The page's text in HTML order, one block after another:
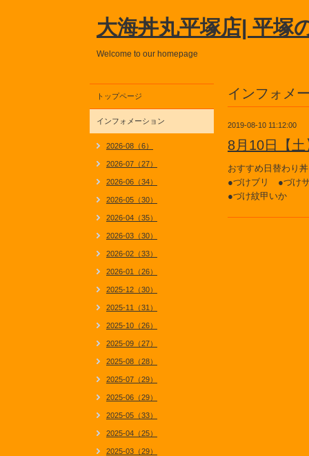
大海丼丸平塚店| 平塚
Welcome to our homepage
インフォメ
2019-08-10 11:12:00
8月10日【
おすすめ日替わり丼
●づけブリ ●づけ
●づけ紋甲いか
トップページ
インフォメーション
2026-08（6）
2026-07（27）
2026-06（34）
2026-05（30）
2026-04（35）
2026-03（30）
2026-02（33）
2026-01（26）
2025-12（30）
2025-11（31）
2025-10（26）
2025-09（27）
2025-08（28）
2025-07（29）
2025-06（29）
2025-05（33）
2025-04（25）
2025-03（29）